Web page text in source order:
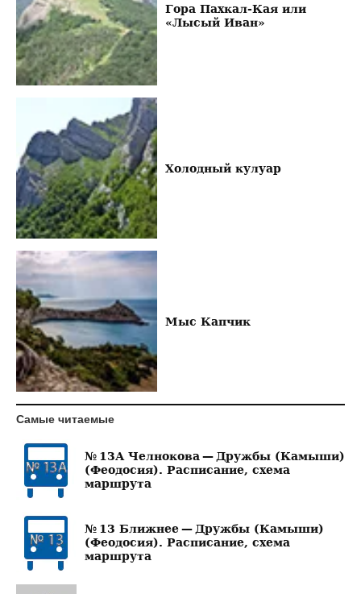
Гора Пахкал-Кая или
«Лысый Иван»
Холодный кулуар
Мыс Капчик
Самые читаемые
№ 13А Челнокова — Дружбы (Камыши)
(Феодосия). Расписание, схема
маршрута
№ 13 Ближнее — Дружбы (Камыши)
(Феодосия). Расписание, схема
маршрута